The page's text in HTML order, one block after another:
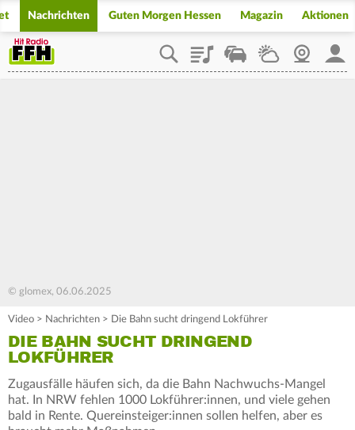
Nachrichten Guten Morgen Hessen Magazin Aktionen
PlaylistStaupilotWetterWebcam
© glomex, 06.06.2025
Video > Nachrichten > Die Bahn sucht dringend Lokführer
DIE BAHN SUCHT DRINGEND
LOKFÜHRER
Zugausfälle häufen sich, da die Bahn Nachwuchs-Mangel
hat. In NRW fehlen 1000 Lokführer:innen, und viele gehen
bald in Rente. Quereinsteiger:innen sollen helfen, aber es